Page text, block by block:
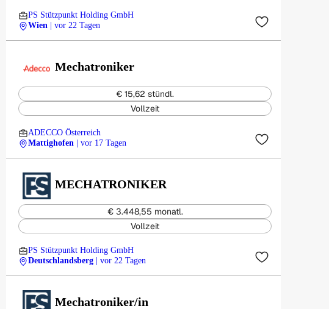
PS Stützpunkt Holding GmbH
Wien
| vor 22 Tagen
Mechatroniker
€ 15,62 stündl.
Vollzeit
ADECCO Österreich
Mattighofen
| vor 17 Tagen
MECHATRONIKER
€ 3.448,55 monatl.
Vollzeit
PS Stützpunkt Holding GmbH
Deutschlandsberg
| vor 22 Tagen
Mechatroniker/in